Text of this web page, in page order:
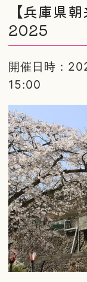
【兵庫県
2025
開催日時：
15:00